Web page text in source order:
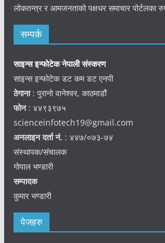
लोकतन्त्र र आमजनताको पक्षधर समाचार पोर्टलका
सम्पर्क
साइन्स इन्फोटेक नेपाली संस्करण
साइन्स इन्फोटेक डट कम डट एनपी
ठेगाना: पुरानो वानेश्वर, काठमाडौं
फोन: ४४९३९७५
scienceinfotech19@gmail.com
अनलाइन दर्ता नं. : ४४७/०७३-७४
संस्थापक/संचालक
गोपाल भण्डारी
सम्पादक
कुमार भण्डारी
पेजहरु